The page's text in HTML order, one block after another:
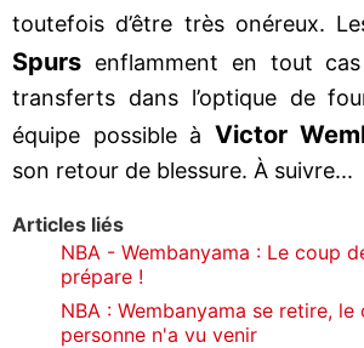
toutefois d’être très onéreux.
Spurs enflamment en tout
transferts dans l’optique de
équipe possible à Victor
son retour de blessure. À suivre...
Articles liés
NBA - Wembanyama : Le coup
prépare !
NBA : Wembanyama se retire, le
personne n'a vu venir